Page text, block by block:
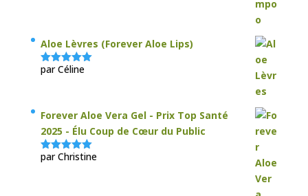
Aloe Lèvres (Forever Aloe Lips)
Note5sur
par Céline
Forever Aloe Vera Gel - Prix Top Santé
2025 - Élu Coup de Cœur du Public
Note5sur
par Christine